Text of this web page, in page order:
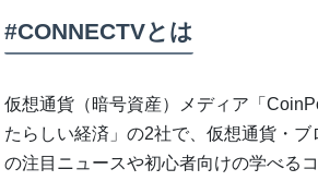
#CONNECTVとは
仮想通貨（暗号資産）メディア「
たらしい経済」の2社で、仮想通貨・ブ
の注目ニュースや初心者向けの学べる